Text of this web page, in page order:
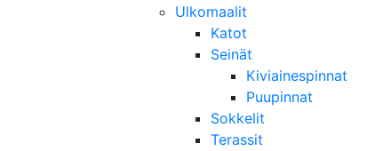
Ulkomaalit
Katot
Seinät
Kiviainespinnat
Puupinnat
Sokkelit
Terassit